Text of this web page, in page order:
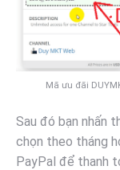
Mã ưu đãi
Sau đó bạn nhấn
chọn theo tháng
PayPal để thanh